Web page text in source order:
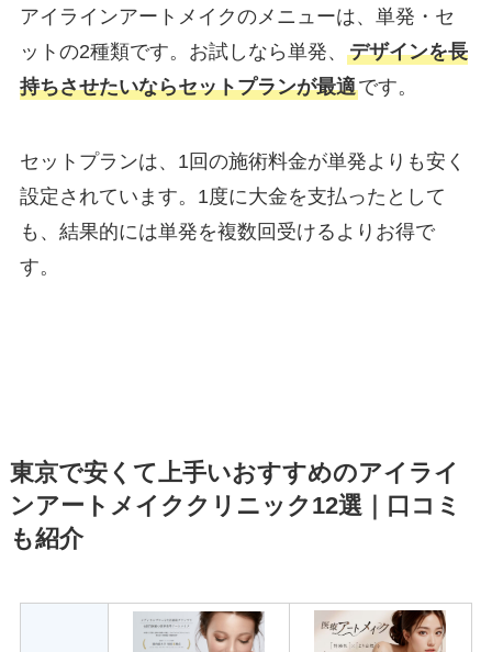
アイラインアートメイクのメニューは、単発・セ
ットの2種類です。お試しなら単発、 デザインを長
持ちさせたいならセットプランが最適です。
セットプランは、1回の施術料金が単発よりも安く
設定されています。1度に大金を支払ったとして
も、結果的には単発を複数回受けるよりお得で
す。
東京で安くて上手いおすすめのアイライ
ンアートメイククリニック12選｜口コミ
も紹介